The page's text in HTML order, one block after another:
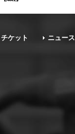
チケット ニュース